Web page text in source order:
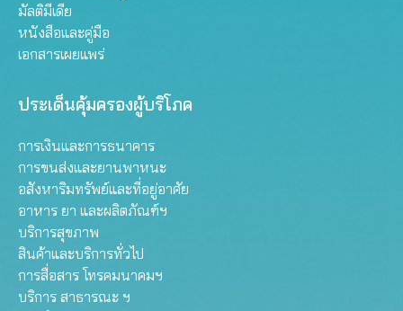
มัลติมีเดีย
หนังสือและคู่มือ
เอกสารเผยแพร่
ประเด็นคุ้มครองผู้บริโภค
การเงินและการธนาคาร
การขนส่งและยานพาหนะ
อสังหาริมทรัพย์และที่อยู่อาศัย
อาหาร ยา และผลิตภัณฑ์ฯ
บริการสุขภาพ
สินค้าและบริการทั่วไป
การสื่อสาร โทรคมนาคมฯ
บริการ สาธารณะ ฯ